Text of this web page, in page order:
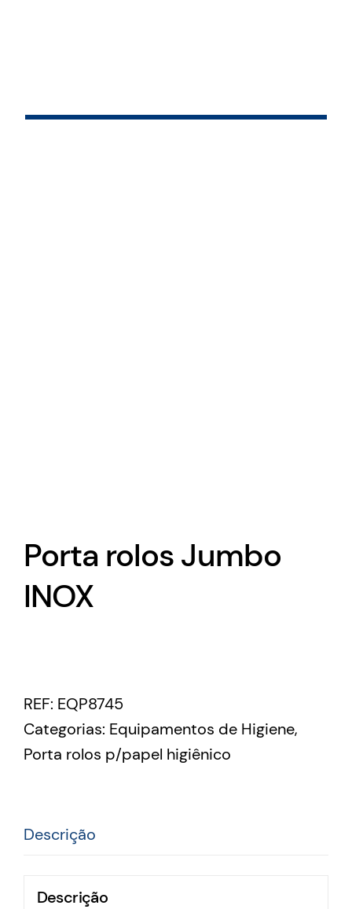
Porta rolos Jumbo
INOX
REF: EQP8745
Categorias: Equipamentos de Higiene,
Porta rolos p/papel higiênico
Descrição
Descrição